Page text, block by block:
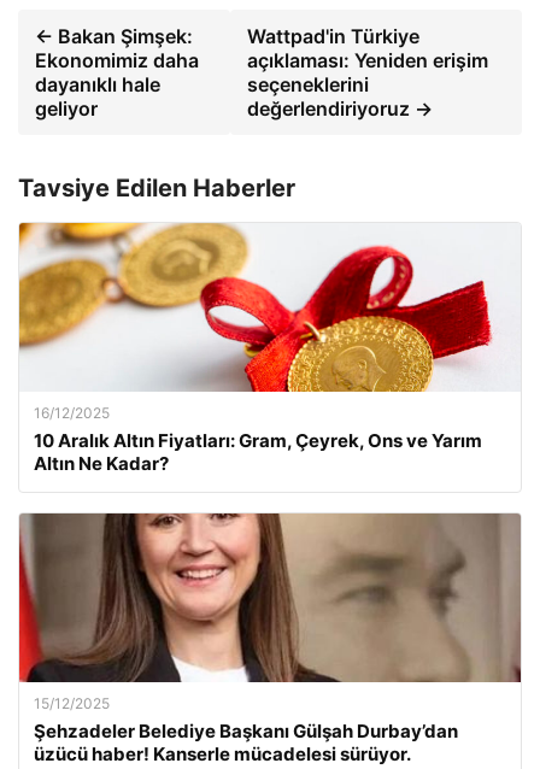
← Bakan Şimşek:
Ekonomimiz daha
dayanıklı hale
geliyor
Wattpad'in Türkiye
açıklaması: Yeniden erişim
seçeneklerini
değerlendiriyoruz →
Tavsiye Edilen Haberler
16/12/2025
10 Aralık Altın Fiyatları: Gram, Çeyrek, Ons ve Yarım
Altın Ne Kadar?
15/12/2025
Şehzadeler Belediye Başkanı Gülşah Durbay’dan
üzücü haber! Kanserle mücadelesi sürüyor.